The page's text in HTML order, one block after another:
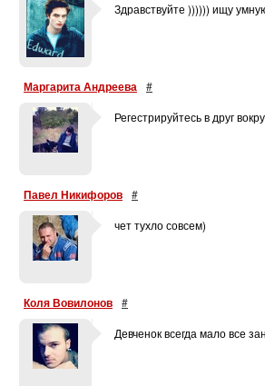
Здравствуйте )))))) ищу
Маргарита Андреева #
Регестрируйтесь в друг
Павел Никифоров #
чет тухло совсем)
Коля Вовилонов #
Девченок всегда мало все